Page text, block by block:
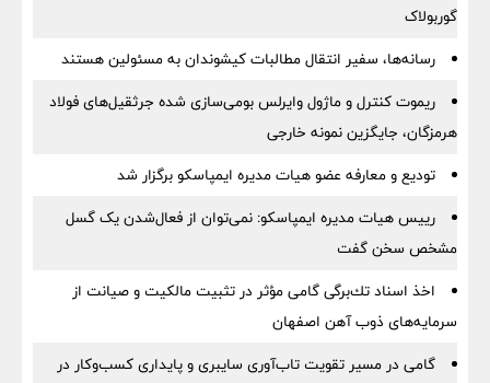
گوربولاک
رسانه‌ها، سفیر انتقال مطالبات کیشوندان به مسئولین هستند
ریموت کنترل و ماژول وایرلس بومی‌سازی شده جرثقیل‌های فولاد
هرمزگان، جایگزین نمونه خارجی
تودیع و معارفه عضو هیات مدیره ایمپاسکو برگزار شد
رییس هیات مدیره ایمپاسکو: نمی‌توان از فعال‌شدن یک گسل
مشخص سخن گفت
اخذ اسناد تك‌برگی گامی مؤثر در تثبیت مالكیت و صیانت از
سرمایه‌های ذوب آهن اصفهان
گامی در مسیر تقویت تاب‌آوری سایبری و پایداری کسب‌وکار در